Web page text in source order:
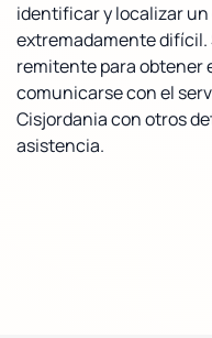
identificar y localizar
extremadamente
remitente para obtener
comunicarse con el
Cisjordania con otros
asistencia.